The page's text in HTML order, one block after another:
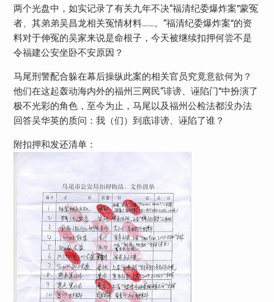
两个光盘中，如实记录了有关九年不决“福清纪委爆炸案”蒙冤
者、其弟弟吴昌龙相关冤情材料……。“福清纪委爆炸案”的资
料对于伸冤的吴家来说是命根子，今天被继续扣押何尝不是
令福建公安坐卧不安原因？
马尾刑警配合躲在幕后操纵此案的相关官员究竟意欲何为？
他们在这起轰动海内外的福州三网民“诽谤、诬陷门”中扮演了
极不光彩的角色，至今为止，马尾以及福州公检法都没办法
回答吴华英的质问：我（们）到底诽谤、诬陷了谁？
附扣押和发还清单：